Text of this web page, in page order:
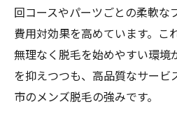
静岡で安いメンズ脱
ポイント
メンズ脱毛静岡市の
安くて良い静岡メン
紹介
回コースやパーツごとの柔軟な
費用対効果を高めています。こ
無理なく脱毛を始めやすい環境
を抑えつつも、高品質なサービ
市のメンズ脱毛の強みです。